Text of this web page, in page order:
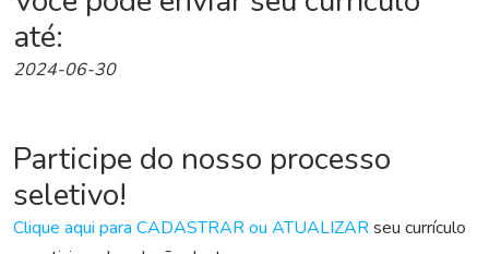
p
p
d
a
s
t
r
até:
2024-06-30
Participe do nosso processo
seletivo!
Clique aqui para CADASTRAR ou ATUALIZARseu currículo